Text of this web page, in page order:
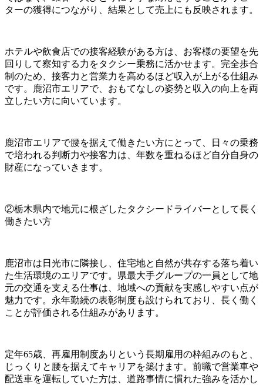
ターの獲得につながり、結果として売上にも反映されます。
ホテルや飲食店での接客経験がある方は、お客様の要望を先
回りして察知する力をタクシー乗務に活かせます。完全歩合
制のため、接客力と営業力を高めるほど収入が上がる仕組み
です。鹿沼市エリアで、おもてなしの姿勢と収入の向上を両
立したい方に向いています。
鹿沼市エリアで腰を据えて働きたい方にとって、日々の乗務
で培われる判断力や接客力は、年数を重ねるほど自分自身の
財産になっていきます。
②栃木県内で地元に根ざしたタクシードライバーとして長く
働きたい方
鹿沼市は日光市に隣接し、住宅地と自然が共存する落ち着い
た生活環境のエリアです。県最大手グループの一員として地
元の交通を支える仕事は、地域への貢献を実感しやすい点が
魅力です。永年勤続の表彰制度も設けられており、長く働く
ことが評価される仕組みがあります。
定年65歳、再雇用制度ありという長期雇用の枠組みのもと、
じっくりと腰を据えてキャリアを築けます。前職で営業車や
配送車を運転していた方は、道路事情に慣れた強みを活かし